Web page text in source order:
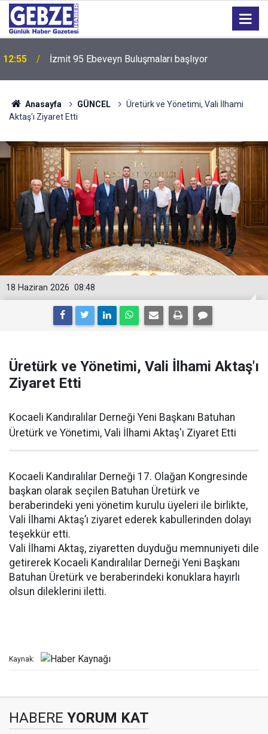
12:55 İzmit 95 Ebeveyn Buluşmaları başlıyor
Anasayfa GÜNCEL
Üretürk ve Yönetimi, Vali İlhami
Aktaş'ı Ziyaret Etti
08:48
18 Haziran 2026
Üretürk ve Yönetimi, Vali İlhami Aktaş'ı
Ziyaret Etti
Kocaeli Kandıralılar Derneği Yeni Başkanı Batuhan
Üretürk ve Yönetimi, Vali İlhami Aktaş'ı Ziyaret Etti
Kocaeli Kandıralılar Derneği 17. Olağan Kongresinde
başkan olarak seçilen Batuhan Üretürk ve
beraberindeki yeni yönetim kurulu üyeleri ile birlikte,
Vali İlhami Aktaş’ı ziyaret ederek kabullerinden dolayı
teşekkür etti.
Vali İlhami Aktaş, ziyaretten duyduğu memnuniyeti dile
getirerek Kocaeli Kandıralılar Derneği Yeni Başkanı
Batuhan Üretürk ve beraberindeki konuklara hayırlı
olsun dileklerini iletti.
Kaynak:
HABERE YORUM KAT